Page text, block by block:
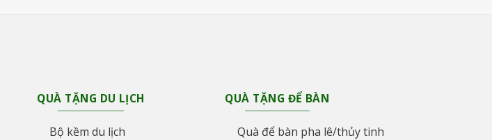
QUÀ TẶNG DU LỊCH
Bộ kềm du lịch
QUÀ TẶNG ĐỂ BÀN
Quà để bàn pha lê/thủy tinh